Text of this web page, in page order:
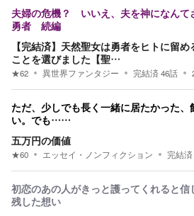
夫婦の危機？ いいえ、夫を神になん
勇者 続編
【完結済】天然聖女は勇者をヒトに留
ことを選びました【聖…
★62 異世界ファンタジー 完結済46話
ただ、少しでも長く一緒に居たかった、
い。でも……
五万円の価値
★60 エッセイ・ノンフィクション 完結済
初恋のあの人がきっと護ってくれると信
残した想い